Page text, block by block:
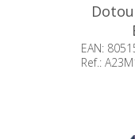
EAN:
Ref.:
stuks